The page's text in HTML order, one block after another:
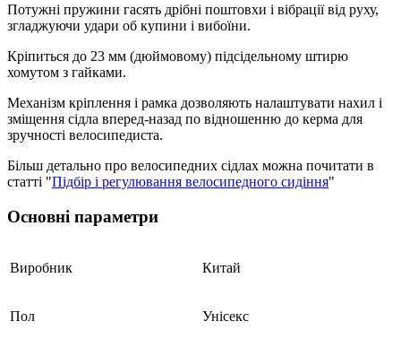
Потужні пружини гасять дрібні поштовхи і вібрації від руху,
згладжуючи удари об купини і вибоїни.
Кріпиться до 23 мм (дюймовому) підсідельному штирю
хомутом з гайками.
Механізм кріплення і рамка дозволяють налаштувати нахил і
зміщення сідла вперед-назад по відношенню до керма для
зручності велосипедиста.
Більш детально про велосипедних сідлах можна почитати в
статті "Підбір і регулювання велосипедного сидіння"
Основні параметри
Виробник Китай
Пол Унісекс